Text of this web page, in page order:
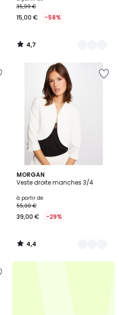
35,99 €
15,00 € -58%
4,7
/
MORGAN
Veste droite manches 3/4
à partir de
55,00 €
39,00 € -29%
4,4
/ 5
4
Couleurs
4,4
/